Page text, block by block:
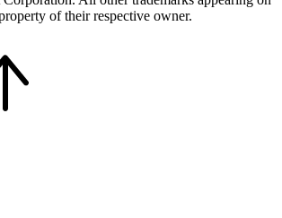
of their respective owner.